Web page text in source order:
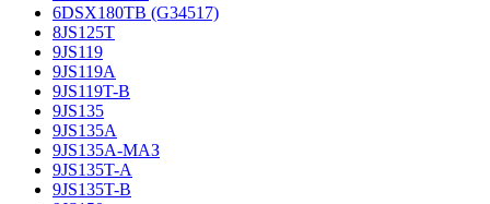
6DSX180TB (G34517)
8JS125T
9JS119
9JS119A
9JS119T-B
9JS135
9JS135A
9JS135A-МАЗ
9JS135T-A
9JS135T-B